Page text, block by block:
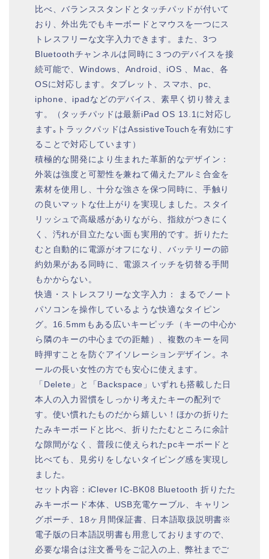
比べ、バランススタンドとタッチパッドが付いて
おり、外出先でもキーボードとマウスを一つにス
トレスフリーな文字入力できます。また、3つ
Bluetoothチャンネルは同時に３つのデバイスを接
続可能で、Windows、Android、iOS 、Mac、各
OSに対応します。タブレット、スマホ、pc、
iphone、ipadなどのデバイス、素早く切り替えま
す。（タッチパッドは最新iPad OS 13.1に対応し
ます｡トラックパッドはAssistiveTouchを有効にす
ることで対応しています）
積極的な開発により生まれた革新的なデザイン：
外装は強度と可塑性を兼ねて備えたアルミ合金を
素材を使用し、十分な強さを保つ同時に、手触り
の良いマットな仕上がりを実現しました。スタイ
リッシュで高級感がありながら、指紋がつきにく
く、汚れが目立たない面も実用的です。折りたた
むと自動的に電源がオフになり、バッテリーの節
約効果がある同時に、電源スイッチを切替る手間
もかからない。
快適・ストレスフリーな文字入力： まるでノート
パソコンを操作しているような快適なタイピン
グ。16.5mmもある広いキーピッチ（キーの中心か
ら隣のキーの中心までの距離）、複数のキーを同
時押すことを防ぐアイソレーションデザイン。ネ
ールの長い女性の方でも安心に使えます。
「Delete」と「Backspace」いずれも搭載した日
本人の入力習慣をしっかり考えたキーの配列で
す。使い慣れたものだから嬉しい！ほかの折りた
たみキーボードと比べ、折りたたむところに余計
な隙間がなく、普段に使えられたpcキーボードと
比べても、見劣りをしないタイピング感を実現し
ました。
セット内容：iClever IC-BK08 Bluetooth 折りたた
みキーボード本体、USB充電ケーブル、キャリン
グポーチ、18ヶ月間保証書、日本語取扱説明書※
電子版の日本語説明書も用意しておりますので、
必要な場合は注文番号をご記入の上、弊社までご